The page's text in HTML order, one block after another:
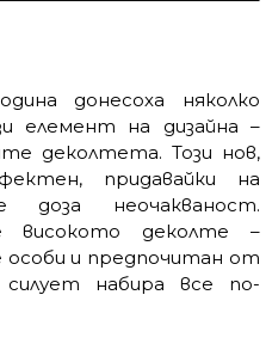
донесоха няколко
елемент на дизайна –
деколтета. Този нов,
придавайки на
доза неочакваност.
високото деколте –
особи и предпочитан от
набира все по-